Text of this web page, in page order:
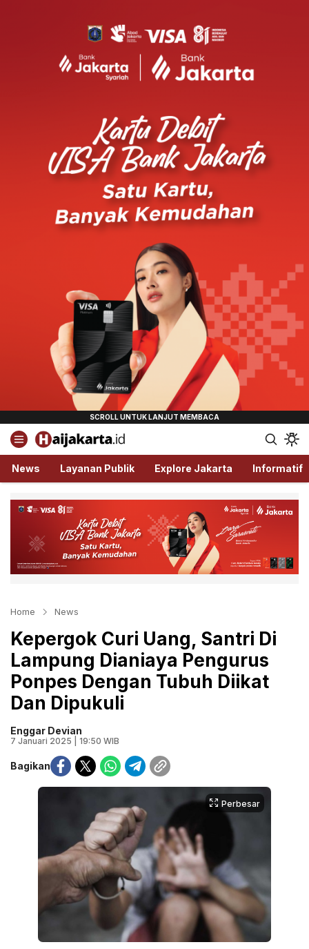
Haijakarta.id
Semua Tentang Jakarta Ada Disini!
News Layanan Publik Explore Jakarta Informatif
Home News
Kepergok Curi Uang, Santri Di
Lampung Dianiaya Pengurus
Ponpes Dengan Tubuh Diikat
Dan Dipukuli
Enggar Devian
7 Januari 2025 | 19:50 WIB
Bagikan
Perbesar